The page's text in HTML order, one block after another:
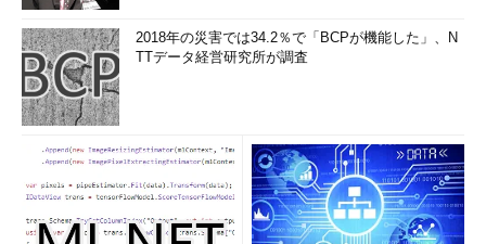
筆者 Meghan Rimol
Senior Public Relations Specialist
2018年の災害では34.2％で「BCPが機能した」、N
TTデータ経営研究所が調査